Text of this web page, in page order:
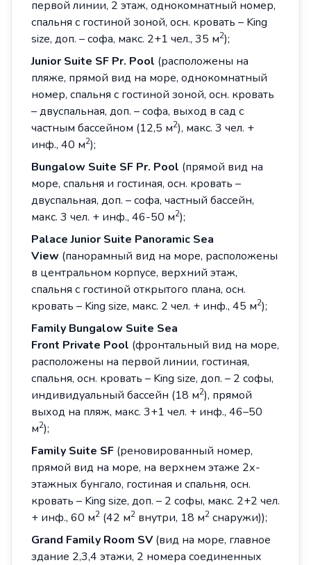
первой линии, 2 этаж, однокомнатный номер,
спальня с гостиной зоной, осн. кровать – King
size, доп. – софа, макс. 2+1 чел., 35 м2);
Junior Suite SF Pr. Pool (расположены на
пляже, прямой вид на море, однокомнатный
номер, спальня с гостиной зоной, осн. кровать
– двуспальная, доп. – софа, выход в сад с
частным бассейном (12,5 м2), макс. 3 чел. +
инф., 40 м2);
Bungalow Suite SF Pr. Pool (прямой вид на
море, спальня и гостиная, осн. кровать –
двуспальная, доп. – софа, частный бассейн,
макс. 3 чел. + инф., 46-50 м2);
Palace Junior Suite Panoramic Sea
View (панорамный вид на море, расположены
в центральном корпусе, верхний этаж,
спальня с гостиной открытого плана, осн.
кровать – King size, макс. 2 чел. + инф., 45 м2);
Family Bungalow Suite Sea
Front Private Pool (фронтальный вид на море,
расположены на первой линии, гостиная,
спальня, осн. кровать – King size, доп. – 2 софы,
индивидуальный бассейн (18 м2), прямой
выход на пляж, макс. 3+1 чел. + инф., 46–50
м2);
Family Suite SF (реновированный номер,
прямой вид на море, на верхнем этаже 2х-
этажных бунгало, гостиная и спальня, осн.
кровать – King size, доп. – 2 софы, макс. 2+2 чел.
+ инф., 60 м2 (42 м2 внутри, 18 м2 снаружи));
Grand Family Room SV (вид на море, главное
здание 2,3,4 этажи, 2 номера соединенных